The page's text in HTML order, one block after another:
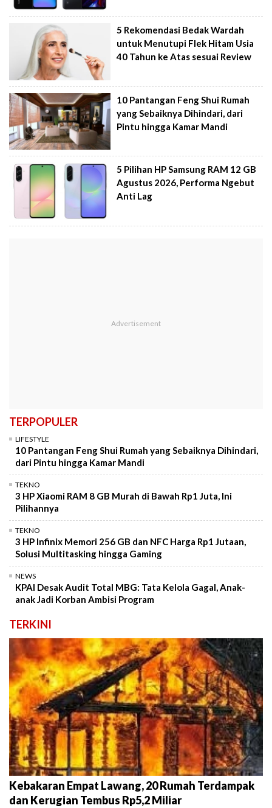
5 Rekomendasi Bedak Wardah
untuk Menutupi Flek Hitam Usia
40 Tahun ke Atas sesuai Review
10 Pantangan Feng Shui Rumah
yang Sebaiknya Dihindari, dari
Pintu hingga Kamar Mandi
5 Pilihan HP Samsung RAM 12 GB
Agustus 2026, Performa Ngebut
Anti Lag
TERPOPULER
LIFESTYLE
10 Pantangan Feng Shui Rumah yang Sebaiknya Dihindari,
dari Pintu hingga Kamar Mandi
TEKNO
3 HP Xiaomi RAM 8 GB Murah di Bawah Rp1 Juta, Ini
Pilihannya
TEKNO
3 HP Infinix Memori 256 GB dan NFC Harga Rp1 Jutaan,
Solusi Multitasking hingga Gaming
NEWS
KPAI Desak Audit Total MBG: Tata Kelola Gagal, Anak-
anak Jadi Korban Ambisi Program
TERKINI
Kebakaran Empat Lawang, 20 Rumah Terdampak
dan Kerugian Tembus Rp5,2 Miliar